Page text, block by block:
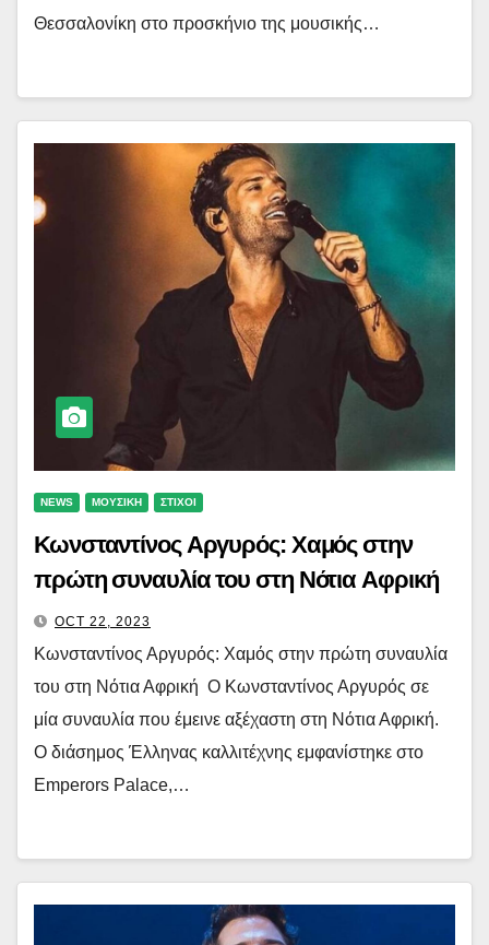
Θεσσαλονίκη στο προσκήνιο της μουσικής…
NEWS ΜΟΥΣΙΚΗ ΣΤΙΧΟΙ
Κωνσταντίνος Αργυρός: Χαμός στην
πρώτη συναυλία του στη Νότια Αφρική
OCT 22, 2023
Κωνσταντίνος Αργυρός: Χαμός στην πρώτη συναυλία
του στη Νότια Αφρική Ο Κωνσταντίνος Αργυρός σε
μία συναυλία που έμεινε αξέχαστη στη Νότια Αφρική.
Ο διάσημος Έλληνας καλλιτέχνης εμφανίστηκε στο
Emperors Palace,…